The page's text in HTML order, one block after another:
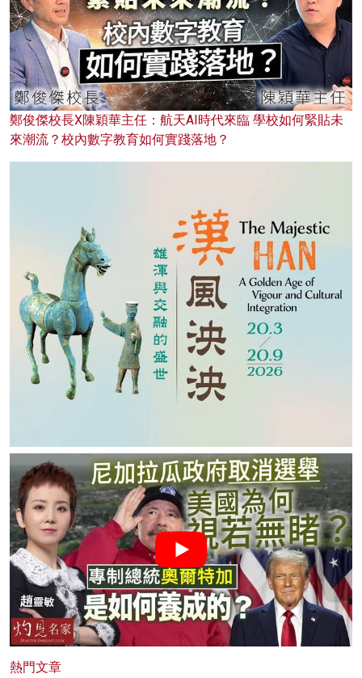
鄭俊傑校長X陳穎華主任：航天AI時代來臨 學校如何緊貼未
來潮流？校內數字教育如何實踐落地？
熱門文章